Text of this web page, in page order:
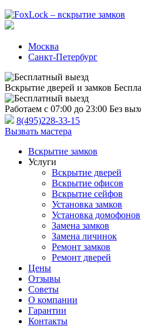
Москва
Санкт-Петербург
Вскрытие дверей и замков
Работаем с 07:00 до 23:00 Без
8(495)228-33-15
Вызвать мастера
Вскрытие замков
Услуги
Вскрытие дверей
Вскрытие офисов
Вскрытие сейфов
Установка замков
Установка домофонов
Замена замков
Замена личинок
Ремонт замков
Ремонт дверей
Цены
Отзывы
Советы
О компании
Гарантии
Контакты